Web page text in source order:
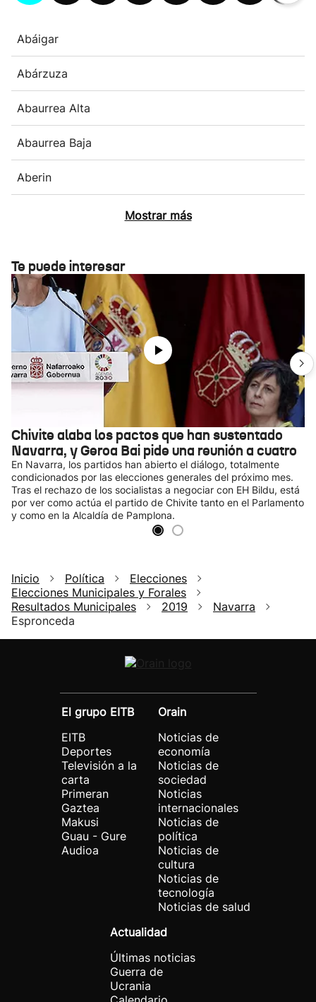
Abáigar
Abárzuza
Abaurrea Alta
Abaurrea Baja
Aberin
Mostrar más
Te puede interesar
Chivite alaba los pactos que han sustentado
Navarra, y Geroa Bai pide una reunión a cuatro
En Navarra, los partidos han abierto el diálogo, totalmente
condicionados por las elecciones generales del próximo mes.
Tras el rechazo de los socialistas a negociar con EH Bildu, está
por ver como actúa el partido de Chivite tanto en el Parlamento
y como en la Alcaldía de Pamplona.
Inicio Política
Elecciones
Elecciones Municipales y Forales
Resultados Municipales
2019
Navarra
Espronceda
El grupo EITB
EITB
Deportes
Televisión a la
carta
Primeran
Gaztea
Makusi
Guau - Gure
Audioa
Orain
Noticias de
economía
Noticias de
sociedad
Noticias
internacionales
Noticias de
política
Noticias de
cultura
Noticias de
tecnología
Noticias de salud
Actualidad
Últimas noticias
Guerra de
Ucrania